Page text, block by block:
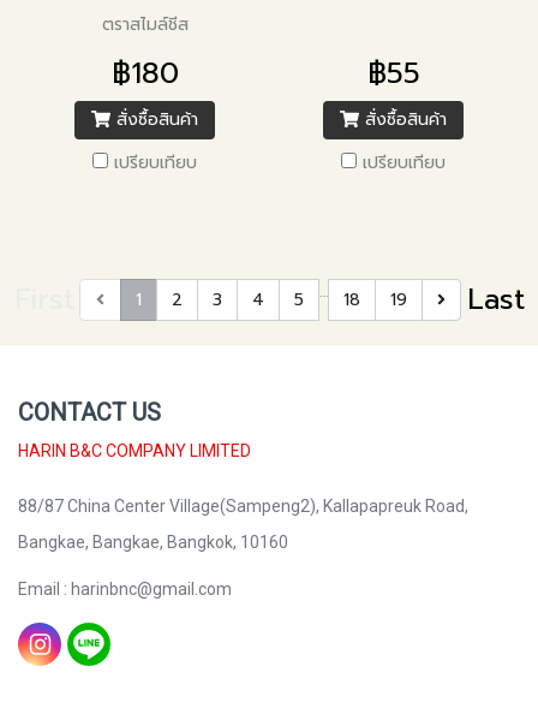
ตราสไมล์ชีส
฿180
สั่งซื้อสินค้า
เปรียบเทียบ
฿55
สั่งซื้อสินค้า
เปรียบเทียบ
1 2 3 4 5 … 18 19 Last
CONTACT US
HARIN B&C COMPANY LIMITED
88/87 China Center Village(Sampeng2), Kallapapreuk Road,
Bangkae, Bangkae, Bangkok, 10160
Email : harinbnc@gmail.com